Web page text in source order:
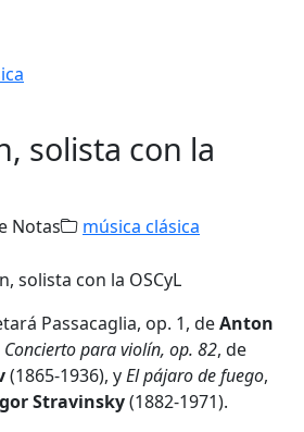
solista con la
Notas música clásica
Passacaglia, op. 1, deAnton
Concierto para violín, op. 82, de
(1865-1936), yEl pájaro de fuego,
Stravinsky(1882-1971).